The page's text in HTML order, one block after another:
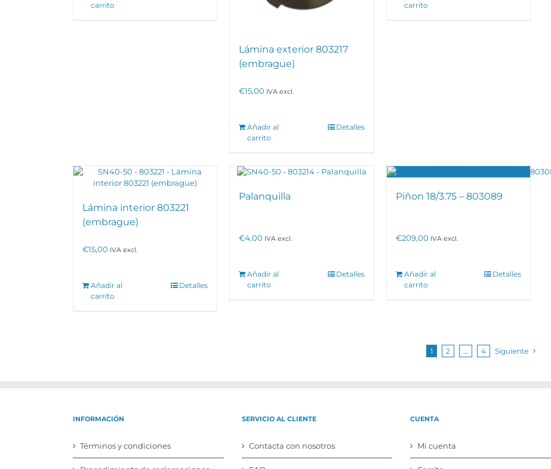
carrito
Lámina exterior 803217
(embrague)
€15,00 IVA excl.
Añadir al
carrito
Detalles
carrito
Lámina interior 803221
(embrague)
€15,00 IVA excl.
Añadir al
carrito
Detalles
Palanquilla
€4,00 IVA excl.
Añadir al
carrito
Detalles
Piñon 18/3.75 – 803089
€209,00 IVA excl.
Añadir al
carrito
Detalles
1 2 … 4 Siguiente
INFORMACIÓN
Términos y condiciones
SERVICIO AL CLIENTE
Contacta con nosotros
CUENTA
Mi cuenta